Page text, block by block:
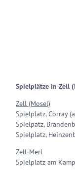
Spielplätze in Zell
Zell (Mosel)
Spielplatz, Corray
Spielpatz,
Spielplatz,
Zell-Merl
Spielplatz am